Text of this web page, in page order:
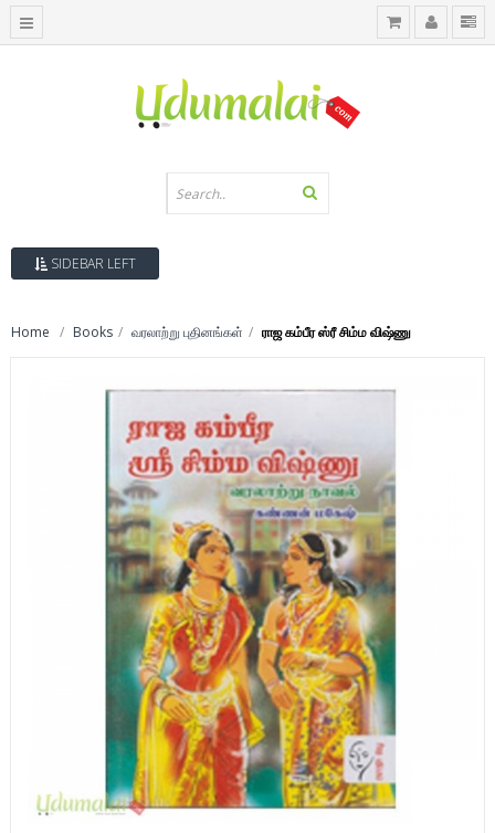
SIDEBAR LEFT
Home Books வரலாற்று புதினங்கள் ராஜ கம்பீர ஸ்ரீ சிம்ம விஷ்ணு